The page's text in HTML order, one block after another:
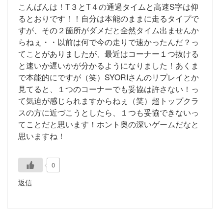
こんばんは！T３とT４の通過タイムと高速S字は仰
るとおりです！！自分は本能のままに走るタイプで
すが、その２箇所がダメだと全然タイム出ませんか
らねぇ・・以前は何で今の走りで速かったんだ？っ
てことがありましたが、最近はコーナー１つ抜ける
と速いか遅いかが分かるようになりました！あくま
で本能的にですが（笑）SYORIさんのリプレイとか
見てると、１つのコーナーでも妥協は許さない！っ
て気迫が感じられますからねぇ（笑）超トップクラ
スの方に近づこうとしたら、１つも妥協できないっ
てことだと思います！ホント奥の深いゲームだなと
思いますね！
0
返信